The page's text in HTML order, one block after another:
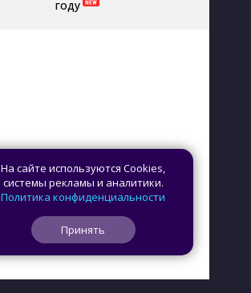
году
На сайте используются Cookies,
системы рекламы и аналитики.
Политика конфиденциальности
Принять